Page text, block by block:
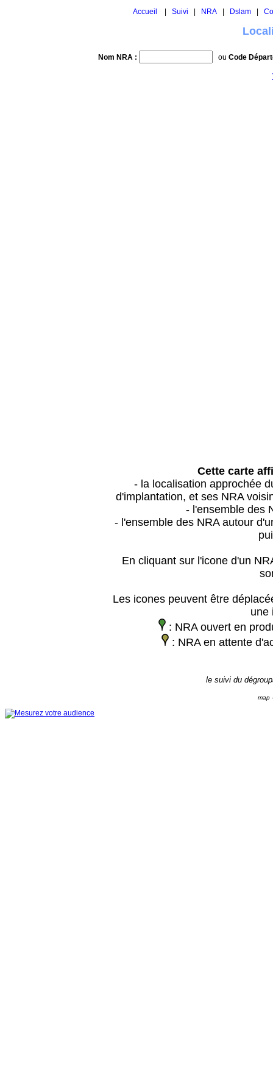
Accueil Suivi NRA Dslam
Nom NRA : ou Code
Cette carte
- la localisation approchée
d'implantation, et ses NRA
- l'ensemble des
- l'ensemble des NRA autour
En cliquant sur l'icone d'un
Les icones peuvent être
une
: NRA ouvert en
: NRA en attente
le suivi du
map